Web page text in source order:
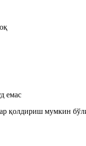
емас
қолдириш мумкин